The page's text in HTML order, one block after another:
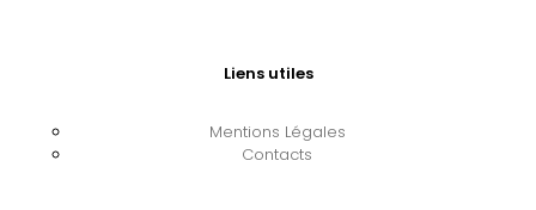
Liens utiles
Mentions Légales
Contacts